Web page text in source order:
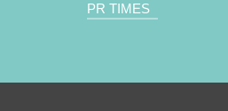
PR TIMES